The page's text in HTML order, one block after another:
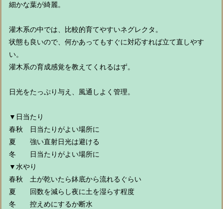
細かな葉が綺麗。
灌木系の中では、比較的育てやすいネグレクタ。
状態も良いので、何かあってもすぐに対応すれば立て直しやす
い。
灌木系の育成感覚を教えてくれるはず。
日光をたっぷり与え、風通しよく管理。
▼日当たり
春秋 日当たりがよい場所に
夏 強い直射日光は避ける
冬 日当たりがよい場所に
▼水やり
春秋 土が乾いたら鉢底から流れるぐらい
夏 回数を減らし夜に土を湿らす程度
冬 控えめにするか断水